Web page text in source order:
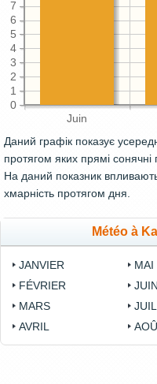
Juin
0
1
2
3
4
5
6
7
Даний графік показує
протягом яких прямі сонячні
На даний показник
хмарність протягом дня.
Météo à
JANVIER
FÉVRIER
MARS
AVRIL
MAI
JUIN